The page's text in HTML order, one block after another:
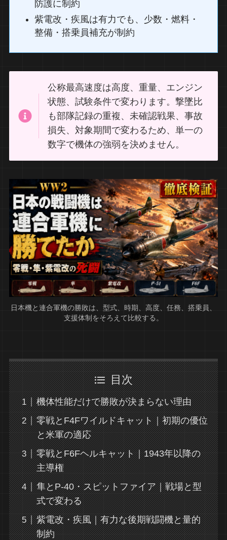
防護に制約
紫電改・疾風は有力でも、少数・燃料・
整備・搭乗員補充が制約
公称最高速度は高度、重量、エンジン
状態、試験条件で変わります。撃墜比
も部隊記録の重複、未確認戦果、事故
損失、対象期間で変わるため、単一の
数字で機体の強弱を決めません。
日本機と連合軍機の勝敗は、型式、時期、高度、任務、搭乗員、
支援体制をそろえて比較する。
目次
機体性能だけで勝敗が決まらない理由
零戦とF4Fワイルドキャット｜初期の優位
と米軍の適応
零戦とF6Fヘルキャット｜1943年以降の
主導権
隼とP-40・スピットファイア｜戦場と型
式で変わる
紫電改・疾風｜有力な後期戦闘機と量的
制約